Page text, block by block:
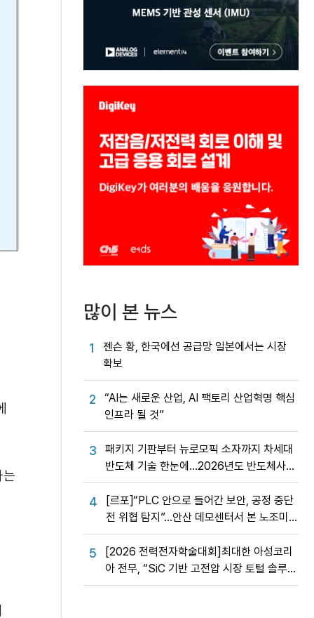
많이 본 뉴스
1
젠슨 황, 한국에선 공급망 일본에서는 시장
확보
2
“AI는 새로운 산업, AI 팩토리 산업혁명 핵심
인프라 될 것”
3
패키지 기판부터 뉴로모픽 소자까지 차세대
반도체 기술 한눈에…2026년도 반도체사업
성과교류회
4
[르포]“PLC 안으로 들어간 보안, 공정 중단
전 위협 탐지”…안산 데모센터서 본 노조미
네트웍스 OT 보안의 실제
5
[2026 전력전자학술대회]최대한 아성코리
아 전무, “SiC 기반 고전압 시장 토털 솔루션
제공”